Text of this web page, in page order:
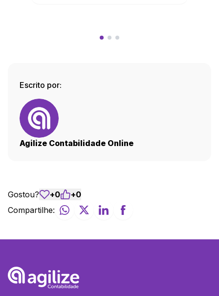
Escrito por:
Agilize Contabilidade Online
Gostou? +0 +0
Compartilhe: